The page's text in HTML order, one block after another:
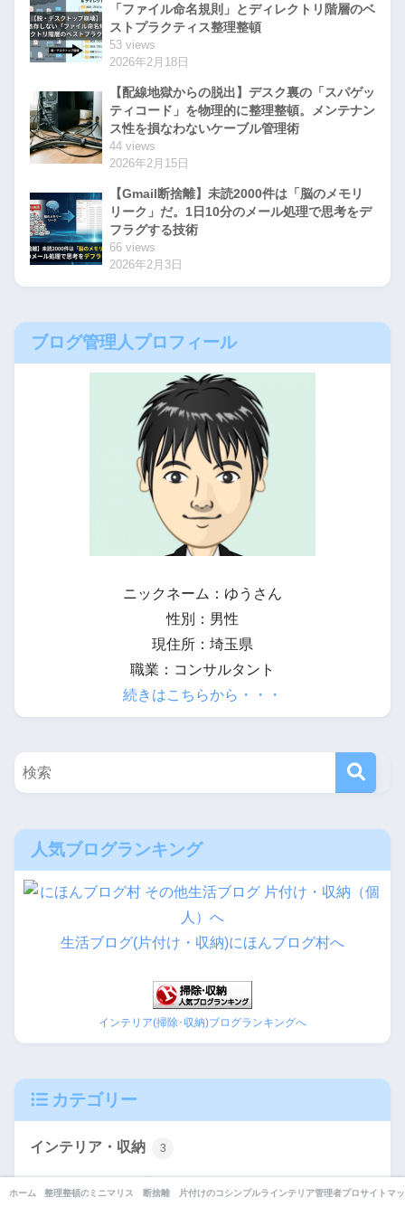
「ファイル命名規則」とディレクトリ階層のベ
ストプラクティス整理整頓
53 views
2026年2月18日
【配線地獄からの脱出】デスク裏の「スパゲッ
ティコード」を物理的に整理整頓。メンテナン
ス性を損なわないケーブル管理術
44 views
2026年2月15日
【Gmail断捨離】未読2000件は「脳のメモリ
リーク」だ。1日10分のメール処理で思考をデ
フラグする技術
66 views
2026年2月3日
ブログ管理人プロフィール
ニックネーム：ゆうさん
性別：男性
現住所：埼玉県
職業：コンサルタント
続きはこちらから・・・
人気ブログランキング
生活ブログ(片付け・収納)にほんブログ村へ
インテリア(掃除･収納)ブログランキングへ
カテゴリー
インテリア・収納 3
シンプルライフ 4
ホーム 整理整頓のコツミニマリストの部屋
断捨離 片付けのコツシンプルライフインテリア・収納管理者プロフィール
サイトマ